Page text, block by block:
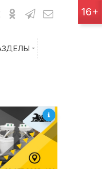
Показания счетчиков
на поезд
16+